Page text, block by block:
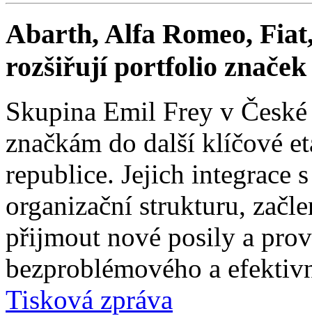
Abarth, Alfa Romeo,
rozšiřují portfolio
Skupina Emil Frey v
značkám do další klíčové
republice. Jejich integrace
organizační strukturu,
přijmout nové posily a
bezproblémového a
Tisková zpráva